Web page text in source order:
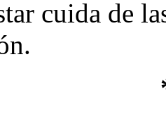
cuida de